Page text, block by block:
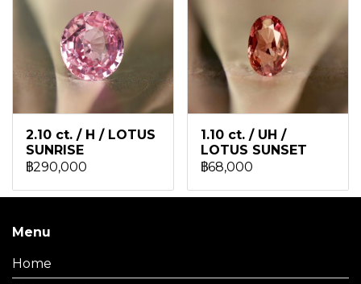
2.10 ct. / H / LOTUS
SUNRISE
฿290,000
1.10 ct. / UH /
LOTUS SUNSET
฿68,000
Menu
Home